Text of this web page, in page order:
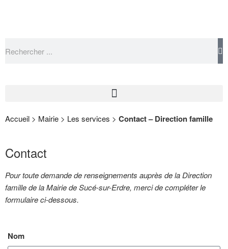
Accueil > Mairie > Les services > Contact – Direction famille
Contact
Pour toute demande de renseignements auprès de la Direction
famille de la Mairie de Sucé-sur-Erdre, merci de compléter le
formulaire ci-dessous.
Nom